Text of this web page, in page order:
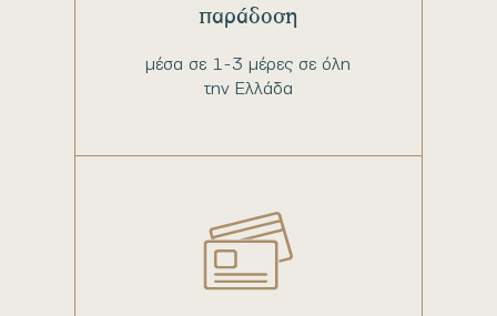
μέσα σε 1-3 μέρες σε όλη
την Ελλάδα
παράδοση